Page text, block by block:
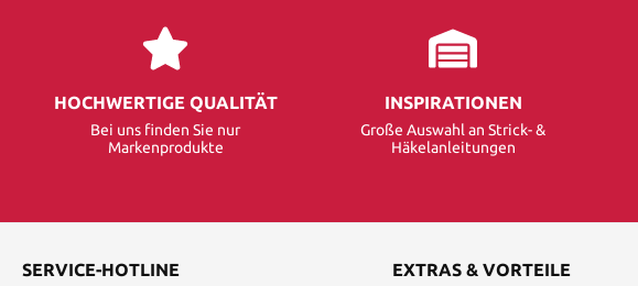
HOCHWERTIGE QUALITÄT
Bei uns finden Sie nur
Markenprodukte
INSPIRATIONEN
Große Auswahl an Strick- &
Häkelanleitungen
SERVICE-HOTLINE
EXTRAS & VORTEILE